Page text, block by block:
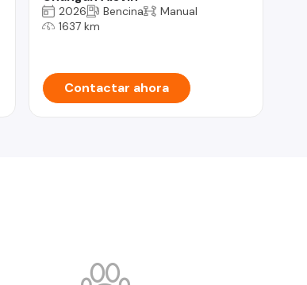
2026 Bencina
Manual
1637 km
Contactar ahora